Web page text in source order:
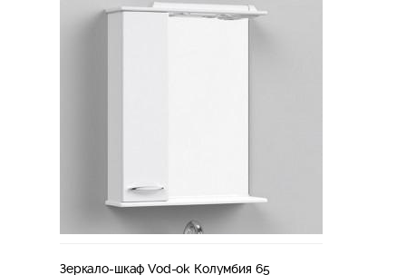
Зеркало-шкаф Vod-ok Колумбия 65